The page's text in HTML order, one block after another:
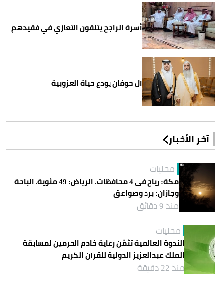
أسرة الراجح يتلقون التعازي في فقيدهم
آل حوفان يودع حياة العزوبية
آخر الأخبار
محليات
مكة: رياح في 4 محافظات. الرياض: 49 مئوية. الباحة
وجازان: برد وصواعق
منذ 9 دقائق
محليات
الندوة العالمية تثمّن رعاية خادم الحرمين لمسابقة
الملك عبدالعزيز الدولية للقرآن الكريم
منذ 22 دقيقة